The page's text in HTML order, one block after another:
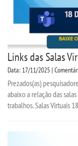
Links das Salas
Data: 17/11/2025 |
Prezados(as)
abaixo a relação das
trabalhos. Salas Virtuais